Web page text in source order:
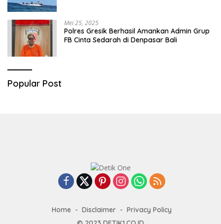
Mei 25, 2025
Polres Gresik Berhasil Amankan Admin Grup
FB Cinta Sedarah di Denpasar Bali
Popular Post
Home Disclaimer
Privacy Policy